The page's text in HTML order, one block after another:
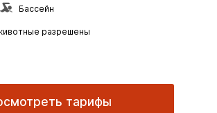
Бассейн
разрешены
тарифы